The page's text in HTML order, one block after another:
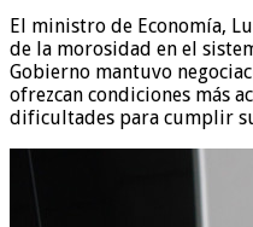
El ministro de Economía,
de la morosidad en el
Gobierno mantuvo
ofrezcan condiciones más
dificultades para cumplir